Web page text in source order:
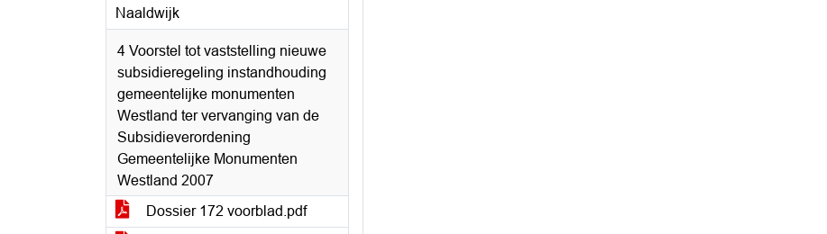
Naaldwijk
4 Voorstel tot vaststelling nieuwe
subsidieregeling instandhouding
gemeentelijke monumenten
Westland ter vervanging van de
Subsidieverordening
Gemeentelijke Monumenten
Westland 2007
Dossier 172 voorblad.pdf